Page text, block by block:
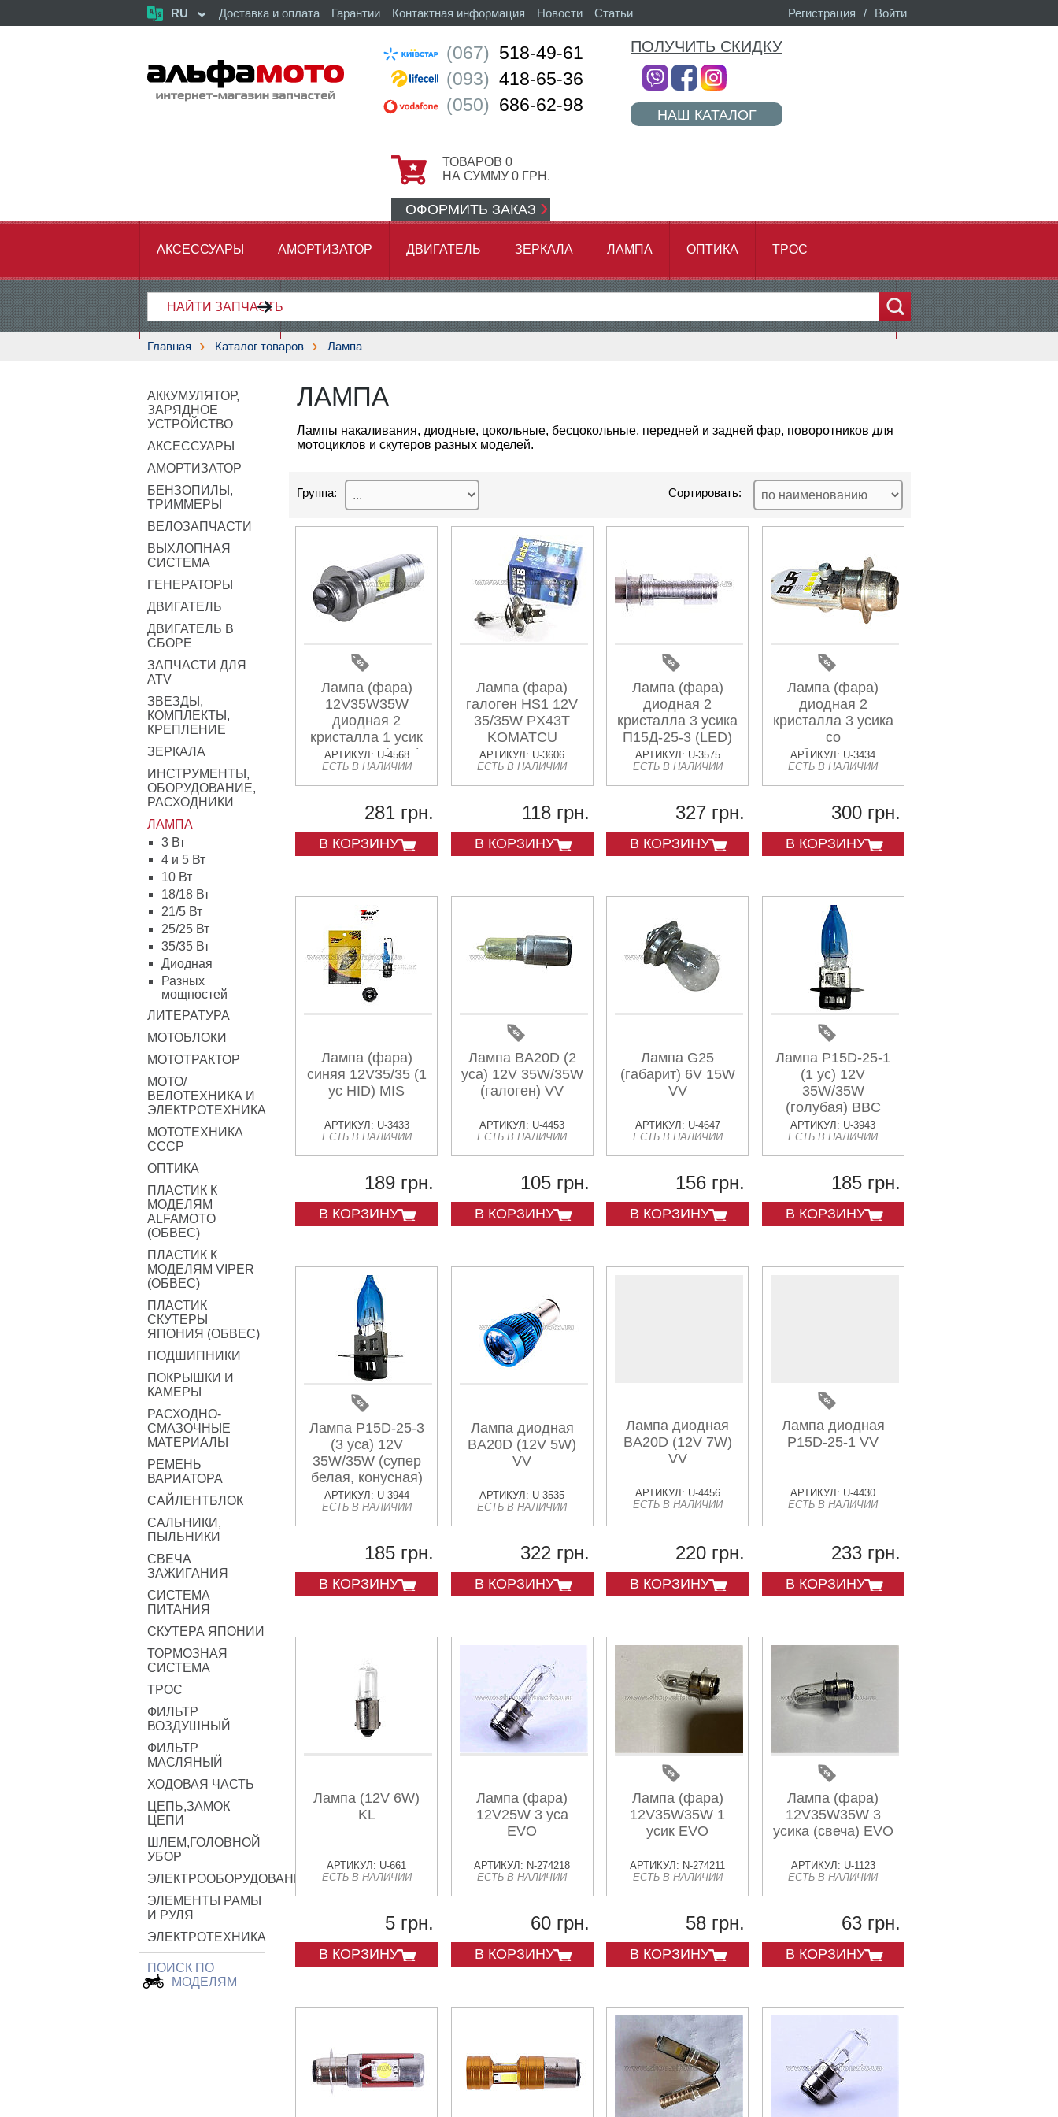
RU Доставка и оплата Гарантии Контактная информация Новости Статьи Войти
/
Регистрация
(067) 518-49-61
(093) 418-65-36
(050) 686-62-98
ПОЛУЧИТЬ СКИДКУ
НАШ КАТАЛОГ
ТОВАРОВ 0
НА СУММУ 0 ГРН.
ОФОРМИТЬ ЗАКАЗ
АКСЕССУАРЫ АМОРТИЗАТОР ДВИГАТЕЛЬ ЗЕРКАЛА ЛАМПА ОПТИКА ТРОС
ХОДОВАЯ ЧАСТЬ ...
Главная Каталог товаров Лампа
АККУМУЛЯТОР,
ЗАРЯДНОЕ
УСТРОЙСТВО
АКСЕССУАРЫ
АМОРТИЗАТОР
БЕНЗОПИЛЫ,
ТРИММЕРЫ
ВЕЛОЗАПЧАСТИ
ВЫХЛОПНАЯ
СИСТЕМА
ГЕНЕРАТОРЫ
ДВИГАТЕЛЬ
ДВИГАТЕЛЬ В
СБОРЕ
ЗАПЧАСТИ ДЛЯ
ATV
ЗВЕЗДЫ,
КОМПЛЕКТЫ,
КРЕПЛЕНИЕ
ЗЕРКАЛА
ИНСТРУМЕНТЫ,
ОБОРУДОВАНИЕ,
РАСХОДНИКИ
ЛАМПА
3 Вт
4 и 5 Вт
10 Вт
18/18 Вт
21/5 Вт
25/25 Вт
35/35 Вт
Диодная
Разных
мощностей
ЛИТЕРАТУРА
МОТОБЛОКИ
МОТОТРАКТОР
МОТО/
ВЕЛОТЕХНИКА И
ЭЛЕКТРОТЕХНИКА
МОТОТЕХНИКА
СССР
ОПТИКА
ПЛАСТИК К
МОДЕЛЯМ
ALFAMOTO
(ОБВЕС)
ПЛАСТИК К
МОДЕЛЯМ VIPER
(ОБВЕС)
ПЛАСТИК
СКУТЕРЫ
ЯПОНИЯ (ОБВЕС)
ПОДШИПНИКИ
ПОКРЫШКИ И
КАМЕРЫ
РАСХОДНО-
СМАЗОЧНЫЕ
МАТЕРИАЛЫ
РЕМЕНЬ
ВАРИАТОРА
САЙЛЕНТБЛОК
САЛЬНИКИ,
ПЫЛЬНИКИ
СВЕЧА
ЗАЖИГАНИЯ
СИСТЕМА
ПИТАНИЯ
СКУТЕРА ЯПОНИИ
ТОРМОЗНАЯ
СИСТЕМА
ТРОС
ФИЛЬТР
ВОЗДУШНЫЙ
ФИЛЬТР
МАСЛЯНЫЙ
ХОДОВАЯ ЧАСТЬ
ЦЕПЬ,ЗАМОК
ЦЕПИ
ШЛЕМ,ГОЛОВНОЙ
УБОР
ЭЛЕКТРООБОРУДОВАНИЕ
ЭЛЕМЕНТЫ РАМЫ
И РУЛЯ
ЭЛЕКТРОТЕХНИКА
ПОИСК ПО
МОДЕЛЯМ
ЛАМПА
Лампы накаливания, диодные, цокольные, бесцокольные, передней и задней фар, поворотников для
мотоциклов и скутеров разных моделей.
Группа: Сортировать:
Лампа (фара)
12V35W35W
диодная 2
кристалла 1 усик
П15Д-25-1 (LED)
тип 2 AMG
АРТИКУЛ: U-4568
ЕСТЬ В НАЛИЧИИ
281 грн.
В КОРЗИНУ
Лампа (фара)
галоген HS1 12V
35/35W PX43T
KOMATCU
АРТИКУЛ: U-3606
ЕСТЬ В НАЛИЧИИ
118 грн.
В КОРЗИНУ
Лампа (фара)
диодная 2
кристалла 3 усика
П15Д-25-3 (LED)
MIS
АРТИКУЛ: U-3575
ЕСТЬ В НАЛИЧИИ
327 грн.
В КОРЗИНУ
Лампа (фара)
диодная 2
кристалла 3 усика
со
стабилизатором
(LED) MIS
АРТИКУЛ: U-3434
ЕСТЬ В НАЛИЧИИ
300 грн.
В КОРЗИНУ
Лампа (фара)
синяя 12V35/35 (1
ус HID) MIS
АРТИКУЛ: U-3433
ЕСТЬ В НАЛИЧИИ
189 грн.
В КОРЗИНУ
Лампа BA20D (2
уса) 12V 35W/35W
(галоген) VV
АРТИКУЛ: U-4453
ЕСТЬ В НАЛИЧИИ
105 грн.
В КОРЗИНУ
Лампа G25
(габарит) 6V 15W
VV
АРТИКУЛ: U-4647
ЕСТЬ В НАЛИЧИИ
156 грн.
В КОРЗИНУ
Лампа P15D-25-1
(1 ус) 12V
35W/35W
(голубая) BBC
АРТИКУЛ: U-3943
ЕСТЬ В НАЛИЧИИ
185 грн.
В КОРЗИНУ
Лампа P15D-25-3
(3 уса) 12V
35W/35W (супер
белая, конусная)
BBC
АРТИКУЛ: U-3944
ЕСТЬ В НАЛИЧИИ
185 грн.
В КОРЗИНУ
Лампа диодная
BA20D (12V 5W)
VV
АРТИКУЛ: U-3535
ЕСТЬ В НАЛИЧИИ
322 грн.
В КОРЗИНУ
Лампа диодная
BA20D (12V 7W)
VV
АРТИКУЛ: U-4456
ЕСТЬ В НАЛИЧИИ
220 грн.
В КОРЗИНУ
Лампа диодная
P15D-25-1 VV
АРТИКУЛ: U-4430
ЕСТЬ В НАЛИЧИИ
233 грн.
В КОРЗИНУ
Лампа (12V 6W)
KL
АРТИКУЛ: U-661
ЕСТЬ В НАЛИЧИИ
5 грн.
В КОРЗИНУ
Лампа (фара)
12V25W 3 уса
EVO
АРТИКУЛ: N-274218
ЕСТЬ В НАЛИЧИИ
60 грн.
В КОРЗИНУ
Лампа (фара)
12V35W35W 1
усик EVO
АРТИКУЛ: N-274211
ЕСТЬ В НАЛИЧИИ
58 грн.
В КОРЗИНУ
Лампа (фара)
12V35W35W 3
усика (свеча) EVO
АРТИКУЛ: U-1123
ЕСТЬ В НАЛИЧИИ
63 грн.
В КОРЗИНУ